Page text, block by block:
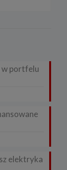
w portfelu
elektryka